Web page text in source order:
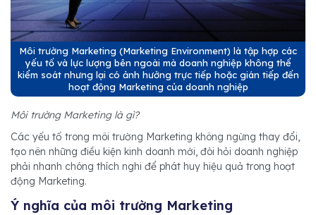
Môi trường Marketing (Marketing Environment) là tập hợp các
yếu tố và lực lượng bên ngoài mà doanh nghiệp không thể
kiểm soát nhưng lại có ảnh hưởng trực tiếp hoặc gián tiếp đến
hoạt động Marketing của doanh nghiệp
Môi trường Marketing là gì?
Các yếu tố trong môi trường Marketing không ngừng thay đổi,
tạo nên những điều kiện kinh doanh mới, đòi hỏi doanh nghiệp
phải nhanh chóng thích nghi để phát huy hiệu quả trong hoạt
động Marketing.
Ý nghĩa của môi trường Marketing